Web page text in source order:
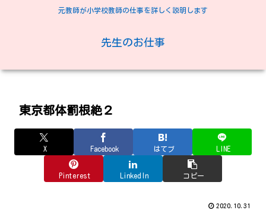
元教師が小学校教師の仕事を詳しく説明します
先生のお仕事
東京都体罰根絶２
X Facebook はてブ LINE
Pinterest LinkedIn コピー
2020.10.31